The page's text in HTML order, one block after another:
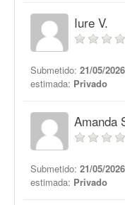
Iure V.
Submetido: 21/05/
estimada: Privado
Amanda
Submetido: 21/05/
estimada: Privado